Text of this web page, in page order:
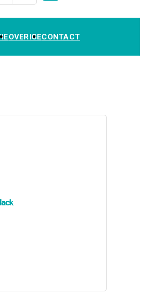
OVERIGECONTACT